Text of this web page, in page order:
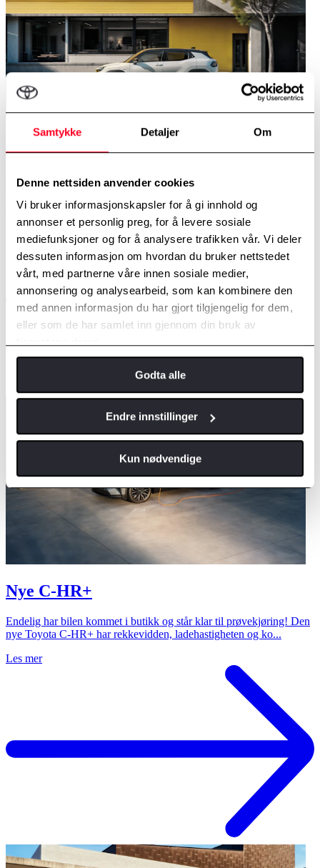
Samtykke Detaljer Om
Denne nettsiden anvender cookies
Vi bruker informasjonskapsler for å gi innhold og
annonser et personlig preg, for å levere sosiale
mediefunksjoner og for å analysere trafikken vår. Vi deler
dessuten informasjon om hvordan du bruker nettstedet
vårt, med partnerne våre innen sosiale medier,
annonsering og analysearbeid, som kan kombinere den
med annen informasjon du har gjort tilgjengelig for dem,
eller som de har samlet inn gjennom din bruk av
Godta alle
Endre innstillinger
Kun nødvendige
Nye Urban Cruiser
SUV. Romslig og sikker, med praktiske løsninger som forenkler h...
Les mer
Nye C-HR+
Endelig har bilen kommet i butikk og står klar til prøvekjøring! Den
nye Toyota C-HR+ har rekkevidden, ladehastigheten og ko...
Les mer